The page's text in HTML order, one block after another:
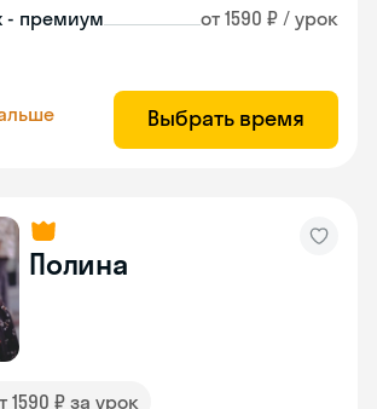
- премиум от 1590 ₽ / урок
Выбрать время
Полина
1590 ₽ за урок